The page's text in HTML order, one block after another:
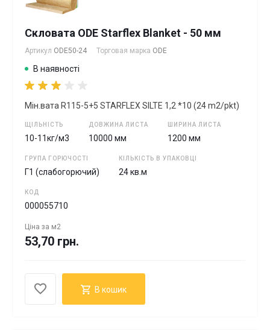
Скловата ODE Starflex Blanket - 50 мм
Артикул ODE50-24 Торговая марка ODE
В наявності
Мін.вата R115-5+5 STARFLEX SILTE 1,2 *10 (24 m2/pkt)
ЩІЛЬНІСТЬ
10-11кг/м3
ДОВЖИНА ЛИСТА
10000 мм
ШИРИНА ЛИСТА
1200 мм
ГРУПА ГОРЮЧОСТІ
Г1 (слабогорючий)
КІЛЬКІСТЬ В УПАКОВЦІ
24 кв.м
КОД
000055710
Ціна за м2
53,70 грн.
В кошик